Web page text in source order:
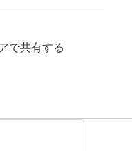
で共有する